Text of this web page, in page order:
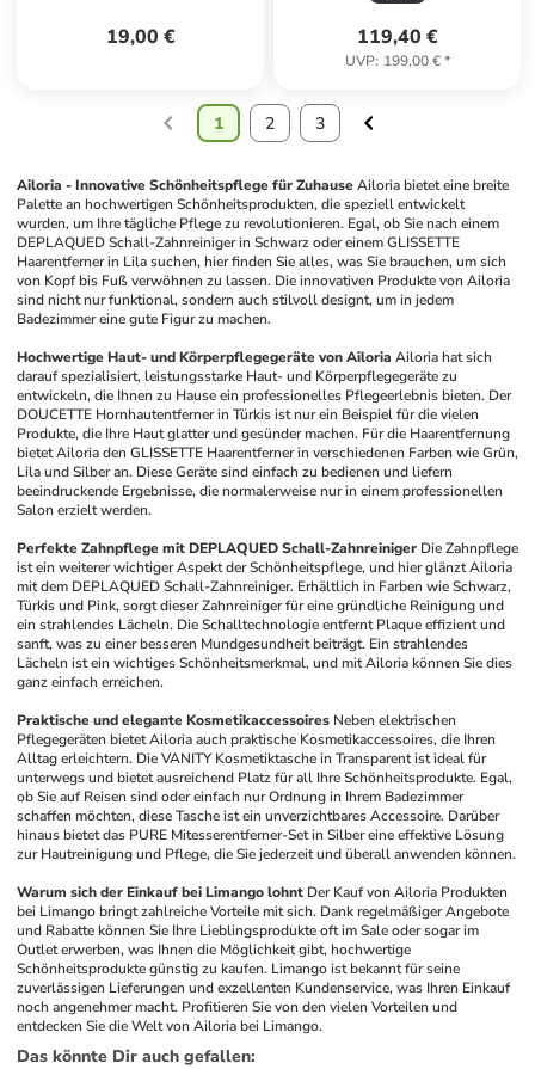
19,00 € 119,40 €
UVP: 199,00 €*
1 2 3
Ailoria - Innovative Schönheitspflege für Zuhause Ailoria bietet eine breite
Palette an hochwertigen Schönheitsprodukten, die speziell entwickelt
wurden, um Ihre tägliche Pflege zu revolutionieren. Egal, ob Sie nach einem
DEPLAQUED Schall-Zahnreiniger in Schwarz oder einem GLISSETTE
Haarentferner in Lila suchen, hier finden Sie alles, was Sie brauchen, um sich
von Kopf bis Fuß verwöhnen zu lassen. Die innovativen Produkte von Ailoria
sind nicht nur funktional, sondern auch stilvoll designt, um in jedem
Badezimmer eine gute Figur zu machen.
Hochwertige Haut- und Körperpflegegeräte von Ailoria Ailoria hat sich
darauf spezialisiert, leistungsstarke Haut- und Körperpflegegeräte zu
entwickeln, die Ihnen zu Hause ein professionelles Pflegeerlebnis bieten. Der
DOUCETTE Hornhautentferner in Türkis ist nur ein Beispiel für die vielen
Produkte, die Ihre Haut glatter und gesünder machen. Für die Haarentfernung
bietet Ailoria den GLISSETTE Haarentferner in verschiedenen Farben wie Grün,
Lila und Silber an. Diese Geräte sind einfach zu bedienen und liefern
beeindruckende Ergebnisse, die normalerweise nur in einem professionellen
Salon erzielt werden.
Perfekte Zahnpflege mit DEPLAQUED Schall-Zahnreiniger Die Zahnpflege
ist ein weiterer wichtiger Aspekt der Schönheitspflege, und hier glänzt Ailoria
mit dem DEPLAQUED Schall-Zahnreiniger. Erhältlich in Farben wie Schwarz,
Türkis und Pink, sorgt dieser Zahnreiniger für eine gründliche Reinigung und
ein strahlendes Lächeln. Die Schalltechnologie entfernt Plaque effizient und
sanft, was zu einer besseren Mundgesundheit beiträgt. Ein strahlendes
Lächeln ist ein wichtiges Schönheitsmerkmal, und mit Ailoria können Sie dies
ganz einfach erreichen.
Praktische und elegante Kosmetikaccessoires Neben elektrischen
Pflegegeräten bietet Ailoria auch praktische Kosmetikaccessoires, die Ihren
Alltag erleichtern. Die VANITY Kosmetiktasche in Transparent ist ideal für
unterwegs und bietet ausreichend Platz für all Ihre Schönheitsprodukte. Egal,
ob Sie auf Reisen sind oder einfach nur Ordnung in Ihrem Badezimmer
schaffen möchten, diese Tasche ist ein unverzichtbares Accessoire. Darüber
hinaus bietet das PURE Mitesserentferner-Set in Silber eine effektive Lösung
zur Hautreinigung und Pflege, die Sie jederzeit und überall anwenden können.
Warum sich der Einkauf bei Limango lohnt Der Kauf von Ailoria Produkten
bei Limango bringt zahlreiche Vorteile mit sich. Dank regelmäßiger Angebote
und Rabatte können Sie Ihre Lieblingsprodukte oft im Sale oder sogar im
Outlet erwerben, was Ihnen die Möglichkeit gibt, hochwertige
Schönheitsprodukte günstig zu kaufen. Limango ist bekannt für seine
zuverlässigen Lieferungen und exzellenten Kundenservice, was Ihren Einkauf
noch angenehmer macht. Profitieren Sie von den vielen Vorteilen und
entdecken Sie die Welt von Ailoria bei Limango.
Das könnte Dir auch gefallen: